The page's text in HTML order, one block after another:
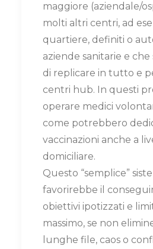
maggiore (aziendale/
molti altri centri, ad
quartiere, definiti o
aziende sanitarie e che
di replicare in tutto e
centri hub. In questi
operare medici
come potrebbero
vaccinazioni anche a
domiciliare.
Questo “semplice”
favorirebbe il
obiettivi ipotizzati e
massimo, se non
lunghe file, caos o